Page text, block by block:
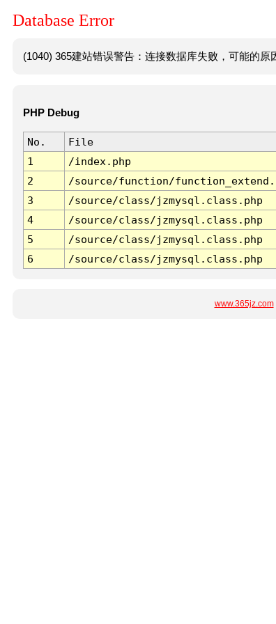
Database Error
(1040) 365建站错误警告：连接数据库失败，可能的原
PHP Debug
No. File
1
/index.php
2
/source/function/
3
/source/class/jzmysql.class.php
4
/source/class/jzmysql.class.php
5
/source/class/jzmysql.class.php
6
/source/class/jzmysql.class.php
www.365jz.com